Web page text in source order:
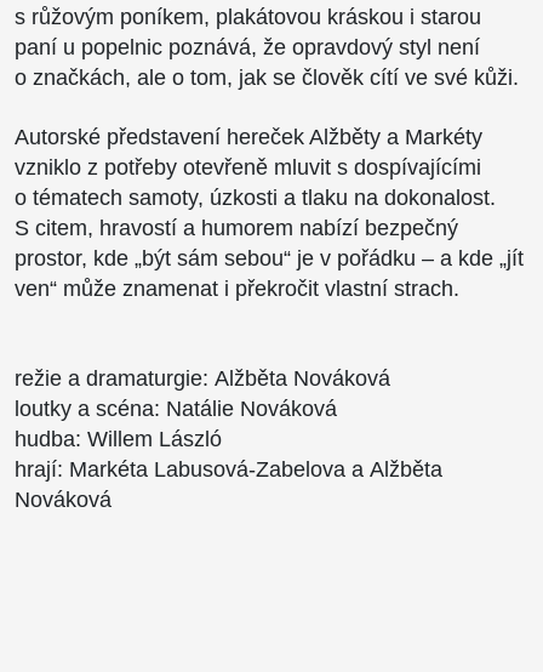
s růžovým poníkem, plakátovou kráskou i starou
paní u popelnic poznává, že opravdový styl není
o značkách, ale o tom, jak se člověk cítí ve své kůži.
Autorské představení hereček Alžběty a Markéty
vzniklo z potřeby otevřeně mluvit s dospívajícími
o tématech samoty, úzkosti a tlaku na dokonalost.
S citem, hravostí a humorem nabízí bezpečný
prostor, kde „být sám sebou“ je v pořádku – a kde „jít
ven“ může znamenat i překročit vlastní strach.
režie a dramaturgie: Alžběta Nováková
loutky a scéna: Natálie Nováková
hudba: Willem László
hrají: Markéta Labusová-Zabelova a Alžběta
Nováková